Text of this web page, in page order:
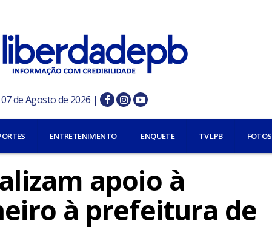
de Agosto de 2026 |
ENTRETENIMENTO ENQUETE TV LPB FOTOS
apoio à
à prefeitura de